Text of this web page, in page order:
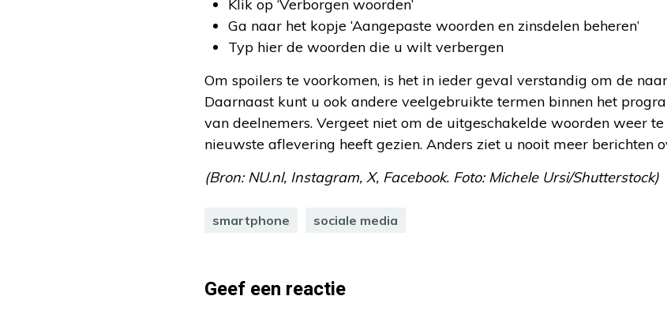
Klik op ‘Verborgen woorden’
Ga naar het kopje ‘Aangepaste woorden en zinsdelen beheren’
Typ hier de woorden die u wilt verbergen
Om spoilers te voorkomen, is het in ieder geval verstandig om de
Daarnaast kunt u ook andere veelgebruikte termen binnen het
van deelnemers. Vergeet niet om de uitgeschakelde woorden weer
nieuwste aflevering heeft gezien. Anders ziet u nooit meer berichten
(Bron: NU.nl, Instagram, X, Facebook. Foto: Michele Ursi/Shutterstock)
smartphone sociale media
Geef een reactie